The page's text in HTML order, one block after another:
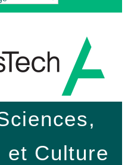
Translate
et Culture